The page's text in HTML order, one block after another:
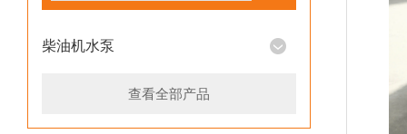
柴油机水泵
查看全部产品